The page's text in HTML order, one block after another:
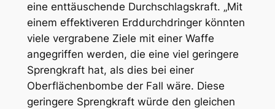
eine enttäuschende Durchschlagskraft. „Mit
einem effektiveren Erddurchdringer könnten
viele vergrabene Ziele mit einer Waffe
angegriffen werden, die eine viel geringere
Sprengkraft hat, als dies bei einer
Oberflächenbombe der Fall wäre. Diese
geringere Sprengkraft würde den gleichen